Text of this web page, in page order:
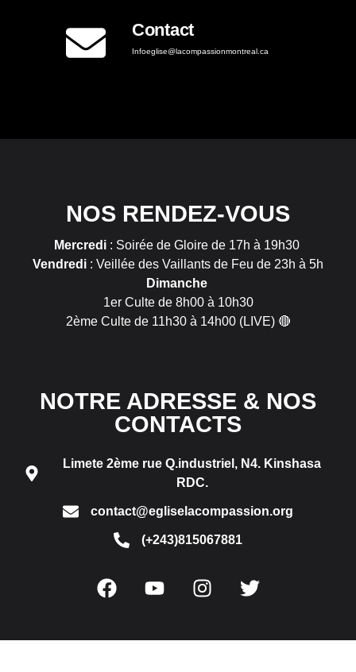
Contact
Infoeglise@lacompassionmontreal.ca
NOS RENDEZ-VOUS
Mercredi : Soirée de Gloire de 17h à 19h30
Vendredi : Veillée des Vaillants de Feu de 23h à 5h
Dimanche
1er Culte de 8h00 à 10h30
2ème Culte de 11h30 à 14h00 (LIVE) 🔴
NOTRE ADRESSE & NOS
CONTACTS
Limete 2ème rue Q.industriel, N4. Kinshasa
RDC.
contact@egliselacompassion.org
(+243)815067881